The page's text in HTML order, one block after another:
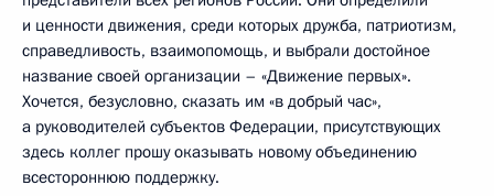
и ценности движения, среди которых дружба, патриотизм,
справедливость, взаимопомощь, и выбрали достойное
название своей организации – «Движение первых».
Хочется, безусловно, сказать им «в добрый час»,
а руководителей субъектов Федерации, присутствующих
здесь коллег прошу оказывать новому объединению
всестороннюю поддержку.